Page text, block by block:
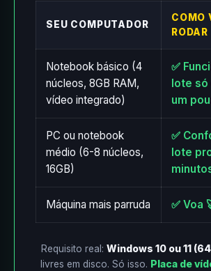
SEU COMPUTADOR
COMO
RODAR
Notebook básico (4
núcleos, 8GB RAM,
vídeo integrado)
✅
lote
um
PC ou notebook
médio (6-8 núcleos,
16GB)
✅
lote
Máquina mais parruda ✅ Voa
Requisito real: Windows 10 ou 11
livres em disco. Só isso. Placa de